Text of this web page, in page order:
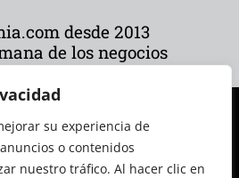
su experiencia de
o contenidos
nuestro tráfico. Al hacer clic en
desde 2013
de los negocios